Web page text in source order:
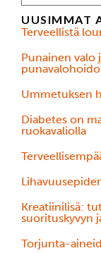
UUSIMMAT
Terveellistä
Punainen valo
Ummetuksen
Diabetes on
ruokavaliolla
Kreatiinilisä:
suorituskyvyn
Torjunta-